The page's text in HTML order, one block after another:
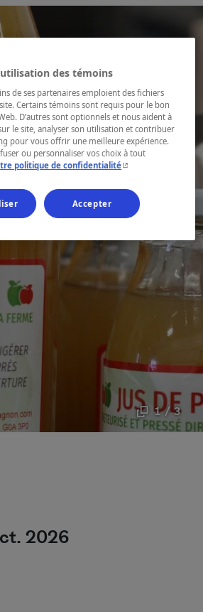
1 / 3
2026
des témoins
de ses partenaires emploient des fichiers
Certains témoins sont requis pour le bon
D’autres sont optionnels et nous aident à
le site, analyser son utilisation et contribuer
pour vous offrir une meilleure expérience.
ou personnaliser vos choix à tout
politique de confidentialité- Cet hyperlien
Accepter